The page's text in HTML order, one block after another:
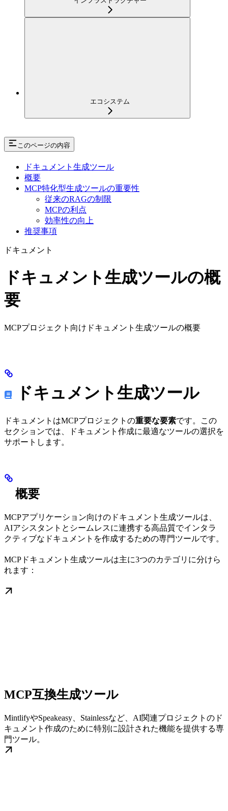
エコシステム
このページの内容
ドキュメント生成ツール
概要
MCP特化型生成ツールの重要性
従来のRAGの制限
MCPの利点
効率性の向上
推奨事項
ドキュメント
ドキュメント生成ツールの概
要
MCPプロジェクト向けドキュメント生成ツールの概要
ドキュメント生成ツール
ドキュメントはMCPプロジェクトの重要な要素です。この
セクションでは、ドキュメント作成に最適なツールの選択を
サポートします。
概要
MCPアプリケーション向けのドキュメント生成ツールは、
AIアシスタントとシームレスに連携する高品質でインタラ
クティブなドキュメントを作成するための専門ツールです。
MCPドキュメント生成ツールは主に3つのカテゴリに分けら
れます：
MCP互換生成ツール
MintlifyやSpeakeasy、Stainlessなど、AI関連プロジェクトのド
キュメント作成のために特別に設計された機能を提供する専
門ツール。